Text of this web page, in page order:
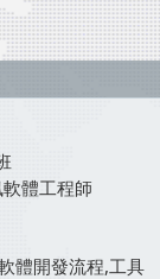
體工程師
體開發流程,工具